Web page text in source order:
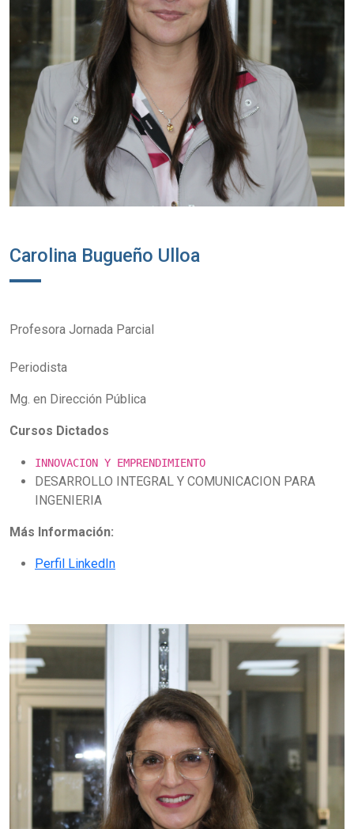
Carolina Bugueño Ulloa
Profesora Jornada Parcial
Periodista
Mg. en Dirección Pública
Cursos Dictados
INNOVACION Y EMPRENDIMIENTO
DESARROLLO INTEGRAL Y COMUNICACION PARA
INGENIERIA
Más Información:
Perfil LinkedIn